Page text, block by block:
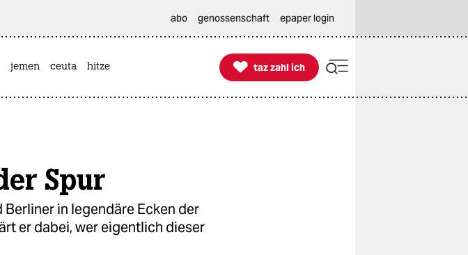
abo genossenschaft epaper login
jemen ceuta hitze 
taz zahl ich
taz zahl ich
Spur
in legendäre Ecken der
er dabei, wer eigentlich dieser